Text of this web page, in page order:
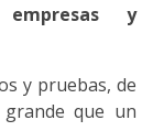
y
y pruebas, de
que un